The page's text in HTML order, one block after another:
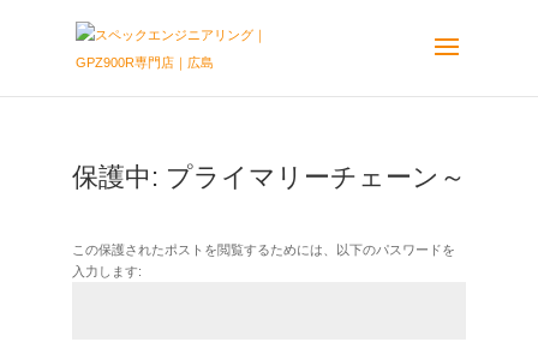
保護中: プライマリーチェーン～
この保護されたポストを閲覧するためには、以下のパスワードを
入力します: